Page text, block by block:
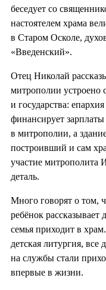
беседует со
настоятелем храма
в Старом Осколе,
«Введенский».
Отец Николай
митрополии устроено
и государства:
финансирует
в митрополии, а
построивший и сам
участие митрополита
деталь.
Много говорят о том,
ребёнок рассказывает
семья приходит в
детская литургия,
на службы стали
впервые в жизни.